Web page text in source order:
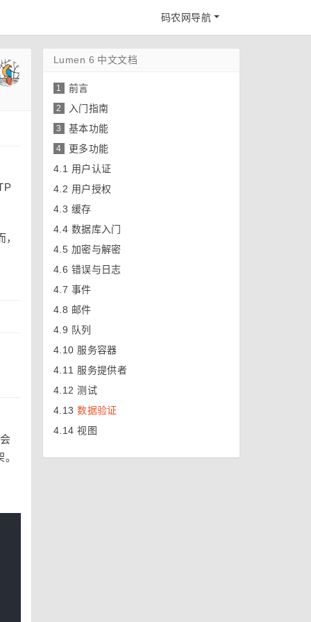
码农网导航
，
Lumen 6 中文文档
1 前言
2 入门指南
3 基本功能
4
更多功能
4.1 用户认证
4.2 用户授权
4.3 缓存
4.4 数据库入门
4.5 加密与解密
4.6 错误与日志
4.7 事件
4.8 邮件
4.9 队列
4.10 服务容器
4.11 服务提供者
4.12 测试
4.13 数据验证
4.14 视图